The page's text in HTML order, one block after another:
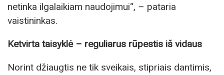
netinka ilgalaikiam naudojimui“, – pataria
vaistininkas.
Ketvirta taisyklė – reguliarus rūpestis iš vidaus
Norint džiaugtis ne tik sveikais, stipriais dantimis,